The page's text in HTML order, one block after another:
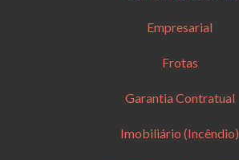
Empresarial
Frotas
Garantia Contratual
Imobiliário (Incêndio)